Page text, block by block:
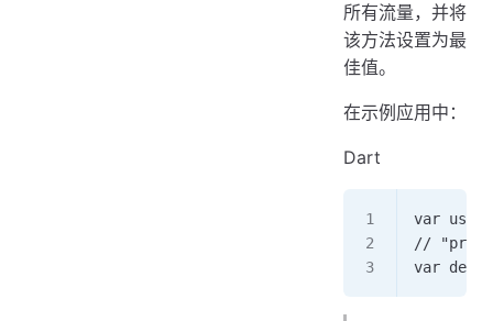
所有流量，并将
该方法设置为最
佳值。
在示例应用中：
Dart
var user
//
var